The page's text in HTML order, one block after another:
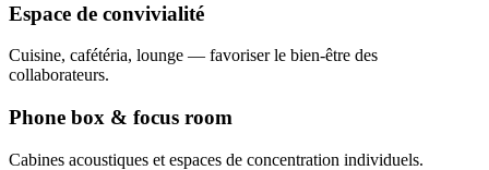
Espace de convivialité
Cuisine, cafétéria, lounge — favoriser le bien-être des
collaborateurs.
Phone box & focus room
Cabines acoustiques et espaces de concentration individuels.